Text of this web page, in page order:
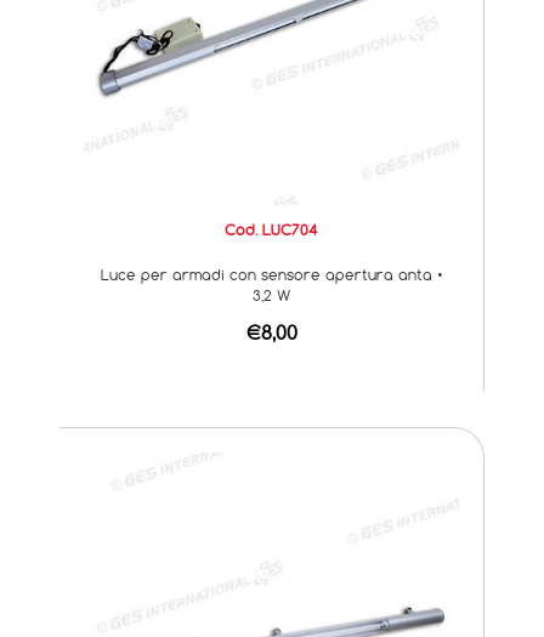
Cod. LUC704
Luce per armadi con sensore apertura anta •
3,2 W
€8,00